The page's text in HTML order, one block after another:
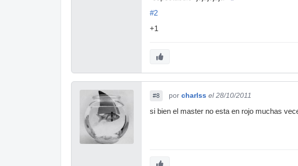
#2
+1
#8 por charlss el 28/10/2011
si bien el master no esta en rojo muchas